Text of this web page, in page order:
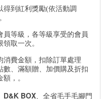
得到紅利獎勵(依活動調
等級，各等級享受的會員
取一次。
消費金額，扣除訂單處理
數、滿額贈、加價購及折扣
，。
D&K BOX 、全省毛手毛腳門